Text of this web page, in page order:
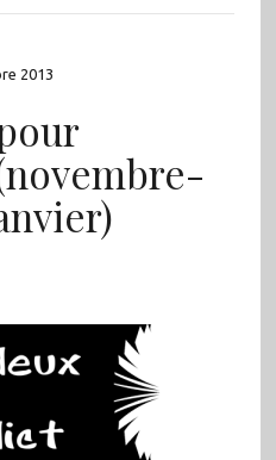
Navigation
2013